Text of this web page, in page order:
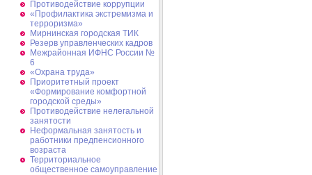
Противодействие коррупции
«Профилактика экстремизма и
терроризма»
Мирнинская городская ТИК
Резерв управленческих кадров
Межрайонная ИФНС России №
6
«Охрана труда»
Приоритетный проект
«Формирование комфортной
городской среды»
Противодействие нелегальной
занятости
Неформальная занятость и
работники предпенсионного
возраста
Территориальное
общественное самоуправление